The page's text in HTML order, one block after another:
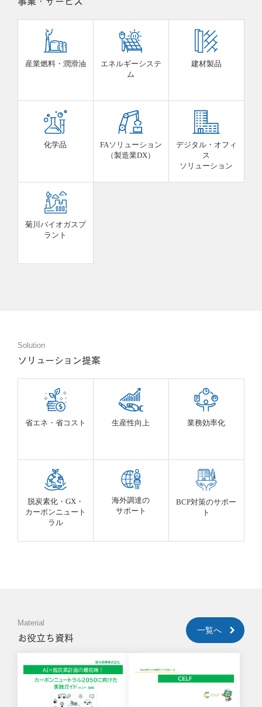
産業燃料・潤滑油
エネルギーシステ
ム
建材製品
化学品
FAソリューション
（製造業DX）
デジタル・オフィ
ス
ソリューション
菊川バイオガスプ
ラント
Solution
ソリューション提案
省エネ・省コスト 生産性向上 業務効率化
脱炭素化・GX・
カーボンニュート
ラル
海外調達の
サポート
BCP対策のサポー
ト
Material
お役立ち資料
一覧へ